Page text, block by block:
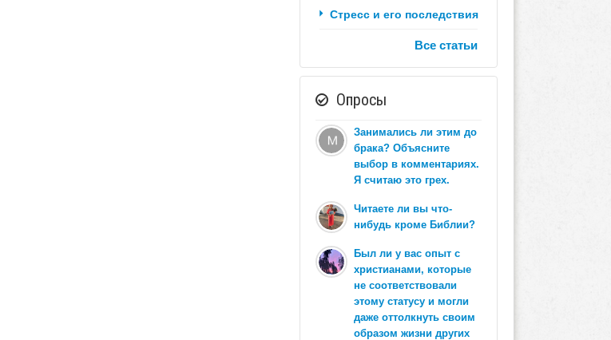
Стресс и его последствия
Все статьи
Опросы
Занимались ли этим до
брака? Объясните
выбор в комментариях.
Я считаю это грех.
Читаете ли вы что-
нибудь кроме Библии?
Был ли у вас опыт с
христианами, которые
не соответствовали
этому статусу и могли
даже оттолкнуть своим
образом жизни других